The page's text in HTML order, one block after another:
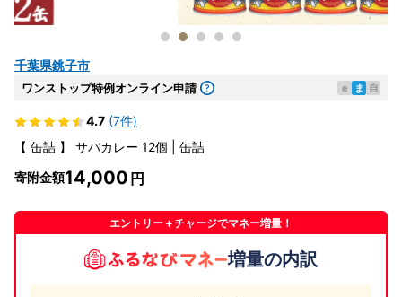
千葉県銚子市
ワンストップ特例オンライン申請 e ま 自
4.7 (7件)
【 缶詰 】 サバカレー 12個 | 缶詰
寄附金額14,000
エントリー＋チャージでマネー増量！
増量の内訳